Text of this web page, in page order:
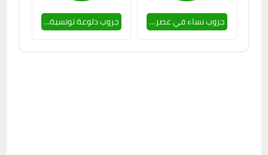
جروب نساء في عصر الحب 🔥👌 جروب دلوعة تونسية 🔥🥵